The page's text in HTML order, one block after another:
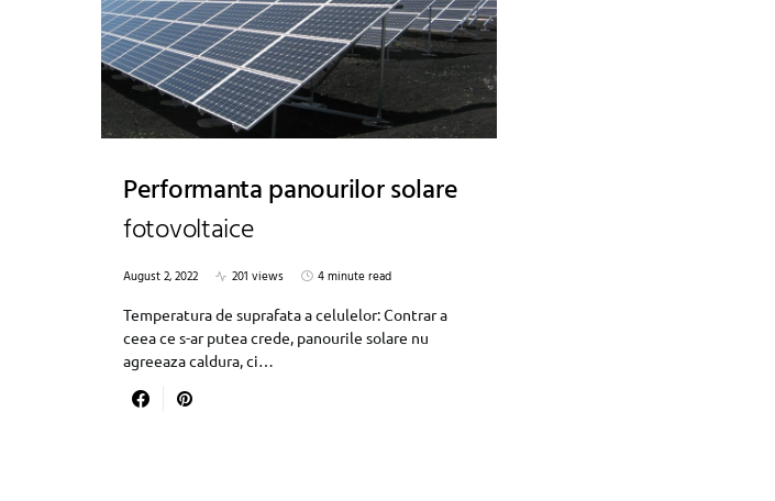
Performanta panourilor solare
fotovoltaice
August 2, 2022 201 views
4 minute read
Temperatura de suprafata a celulelor: Contrar a
ceea ce s-ar putea crede, panourile solare nu
agreeaza caldura, ci…